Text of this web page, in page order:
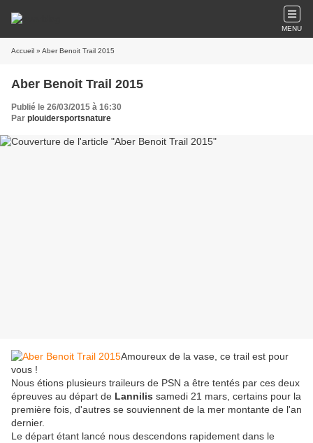
MENU
Accueil » Aber Benoit Trail 2015
Aber Benoit Trail 2015
Publié le 26/03/2015 à 16:30
Par plouidersportsnature
Amoureux de la vase, ce trail est pour
vous !
Nous étions plusieurs traileurs de PSN a être tentés par ces deux
épreuves au départ de Lannilis samedi 21 mars, certains pour la
première fois, d'autres se souviennent de la mer montante de l'an
dernier.
Le départ étant lancé nous descendons rapidement dans le